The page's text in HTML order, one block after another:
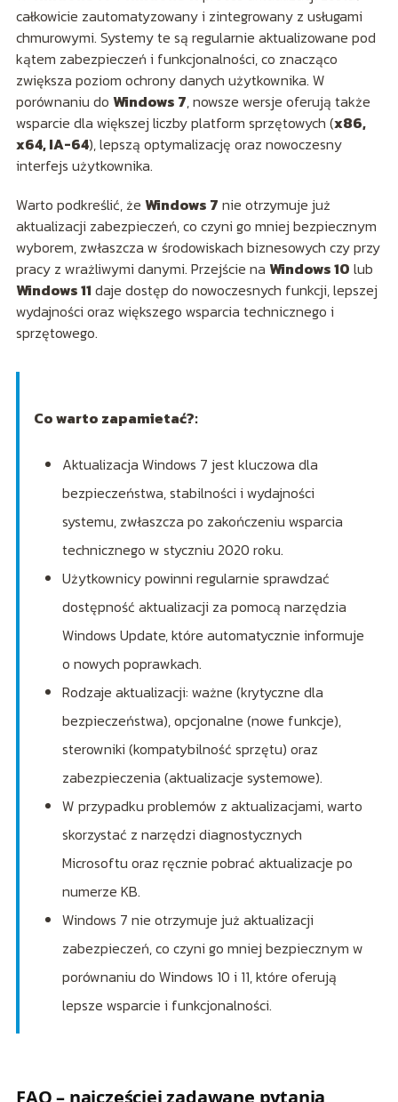
całkowicie zautomatyzowany i zintegrowany z usługami
chmurowymi. Systemy te są regularnie aktualizowane pod
kątem zabezpieczeń i funkcjonalności, co znacząco
zwiększa poziom ochrony danych użytkownika. W
porównaniu do Windows 7, nowsze wersje oferują także
wsparcie dla większej liczby platform sprzętowych (x86,
x64, IA-64), lepszą optymalizację oraz nowoczesny
interfejs użytkownika.
Warto podkreślić, że Windows 7 nie otrzymuje już
aktualizacji zabezpieczeń, co czyni go mniej bezpiecznym
wyborem, zwłaszcza w środowiskach biznesowych czy przy
pracy z wrażliwymi danymi. Przejście na Windows 10 lub
Windows 11 daje dostęp do nowoczesnych funkcji, lepszej
wydajności oraz większego wsparcia technicznego i
sprzętowego.
Co warto zapamietać?:
Aktualizacja Windows 7 jest kluczowa dla
bezpieczeństwa, stabilności i wydajności
systemu, zwłaszcza po zakończeniu wsparcia
technicznego w styczniu 2020 roku.
Użytkownicy powinni regularnie sprawdzać
dostępność aktualizacji za pomocą narzędzia
Windows Update, które automatycznie informuje
o nowych poprawkach.
Rodzaje aktualizacji: ważne (krytyczne dla
bezpieczeństwa), opcjonalne (nowe funkcje),
sterowniki (kompatybilność sprzętu) oraz
zabezpieczenia (aktualizacje systemowe).
W przypadku problemów z aktualizacjami, warto
skorzystać z narzędzi diagnostycznych
Microsoftu oraz ręcznie pobrać aktualizacje po
numerze KB.
Windows 7 nie otrzymuje już aktualizacji
zabezpieczeń, co czyni go mniej bezpiecznym w
porównaniu do Windows 10 i 11, które oferują
lepsze wsparcie i funkcjonalności.